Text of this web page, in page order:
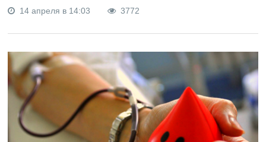
14 апреля в 14:03 3772